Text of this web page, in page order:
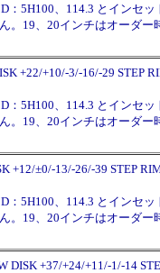
5H100、114.3 とインセッ
。19、20インチはオーダー
+22/+10/-3/-16/-29 STEP
5H100、114.3 とインセッ
。19、20インチはオーダー
+12/±0/-13/-26/-39 STEP
5H100、114.3 とインセッ
。19、20インチはオーダー
DISK +37/+24/+11/-1/-14